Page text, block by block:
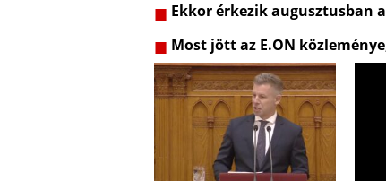
Ekkor érkezik augusztusban
Most jött az E.ON